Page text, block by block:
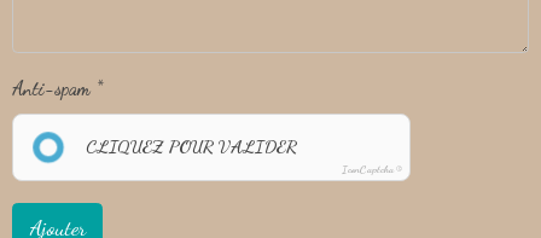
Anti-spam
CLIQUEZ POUR VALIDER
IconCaptcha ©
Ajouter